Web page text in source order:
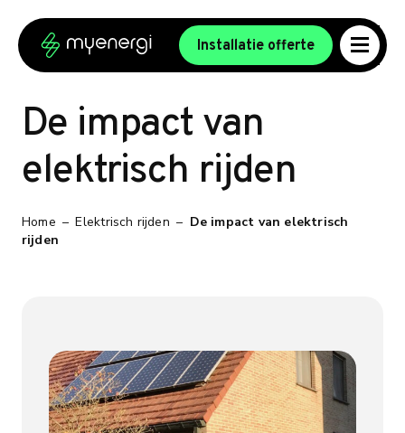
Installatie offerte
De impact van
elektrisch rijden
Home – Elektrisch rijden – De impact van elektrisch
rijden